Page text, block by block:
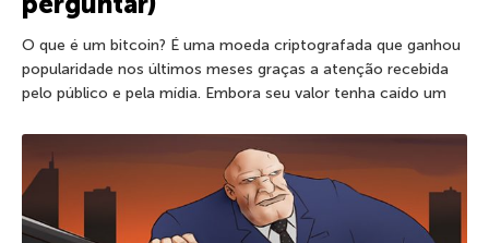
O que é um bitcoin? É uma moeda criptografada que ganhou
popularidade nos últimos meses graças a atenção recebida
pelo público e pela mídia. Embora seu valor tenha caído um